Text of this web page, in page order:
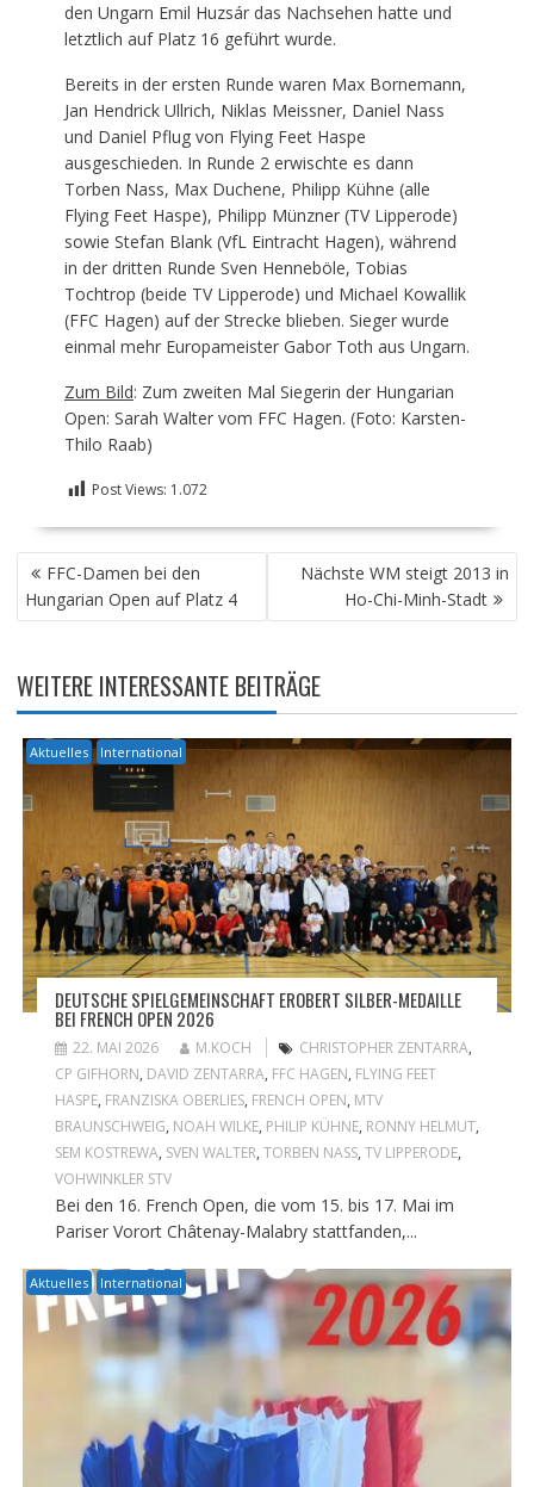
den Ungarn Emil Huzsár das Nachsehen hatte und
letztlich auf Platz 16 geführt wurde.
Bereits in der ersten Runde waren Max Bornemann,
Jan Hendrick Ullrich, Niklas Meissner, Daniel Nass
und Daniel Pflug von Flying Feet Haspe
ausgeschieden. In Runde 2 erwischte es dann
Torben Nass, Max Duchene, Philipp Kühne (alle
Flying Feet Haspe), Philipp Münzner (TV Lipperode)
sowie Stefan Blank (VfL Eintracht Hagen), während
in der dritten Runde Sven Henneböle, Tobias
Tochtrop (beide TV Lipperode) und Michael Kowallik
(FFC Hagen) auf der Strecke blieben. Sieger wurde
einmal mehr Europameister Gabor Toth aus Ungarn.
Zum Bild: Zum zweiten Mal Siegerin der Hungarian
Open: Sarah Walter vom FFC Hagen. (Foto: Karsten-
Thilo Raab)
Post Views: 1.072
BEITRAGSNAVIGATION
FFC-Damen bei den
Hungarian Open auf Platz 4
Nächste WM steigt 2013 in
Ho-Chi-Minh-Stadt
WEITERE INTERESSANTE BEITRÄGE
Aktuelles International
DEUTSCHE SPIELGEMEINSCHAFT EROBERT SILBER-MEDAILLE
BEI FRENCH OPEN 2026
22. MAI 2026 M.KOCH CHRISTOPHER ZENTARRA,
CP GIFHORN, DAVID ZENTARRA, FFC HAGEN, FLYING FEET
HASPE, FRANZISKA OBERLIES, FRENCH OPEN, MTV
BRAUNSCHWEIG, NOAH WILKE, PHILIP KÜHNE, RONNY HELMUT,
SEM KOSTREWA, SVEN WALTER, TORBEN NASS, TV LIPPERODE,
VOHWINKLER STV
Bei den 16. French Open, die vom 15. bis 17. Mai im
Pariser Vorort Châtenay-Malabry stattfanden,...
Aktuelles International